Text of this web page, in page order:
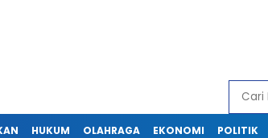
HUKUM OLAHRAGA EKONOMI POLITIK